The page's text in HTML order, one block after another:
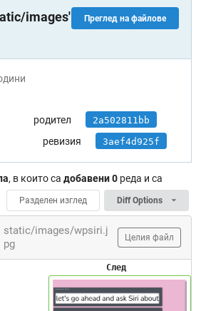
Преглед на файлове
images'
родител 2a502811bb
ревизия 3aef4d925f
, в които са добавени 0 реда и са
Разделен изглед Diff Options
static/images/wpsiri.j
pg
Целия файл
След